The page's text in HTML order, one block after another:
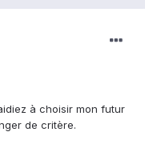
à choisir mon futur
de critère.